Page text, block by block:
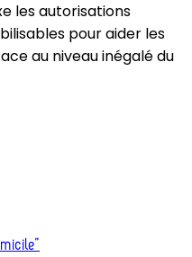
les autorisations
pour aider les
au niveau inégalé du